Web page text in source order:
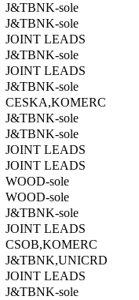
J&TBNK-sole
J&TBNK-sole
JOINT LEADS
J&TBNK-sole
JOINT LEADS
J&TBNK-sole
CESKA,KOMERC
J&TBNK-sole
J&TBNK-sole
JOINT LEADS
JOINT LEADS
WOOD-sole
WOOD-sole
J&TBNK-sole
JOINT LEADS
CSOB,KOMERC
J&TBNK,UNICRD
JOINT LEADS
J&TBNK-sole